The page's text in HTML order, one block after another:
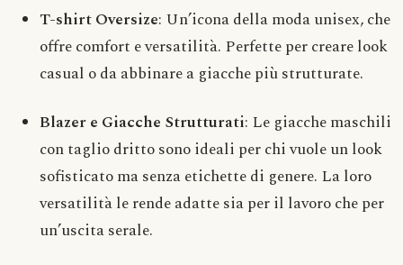
T-shirt Oversize: Un’icona della moda unisex, che
offre comfort e versatilità. Perfette per creare look
casual o da abbinare a giacche più strutturate.
Blazer e Giacche Strutturati: Le giacche maschili
con taglio dritto sono ideali per chi vuole un look
sofisticato ma senza etichette di genere. La loro
versatilità le rende adatte sia per il lavoro che per
un’uscita serale.